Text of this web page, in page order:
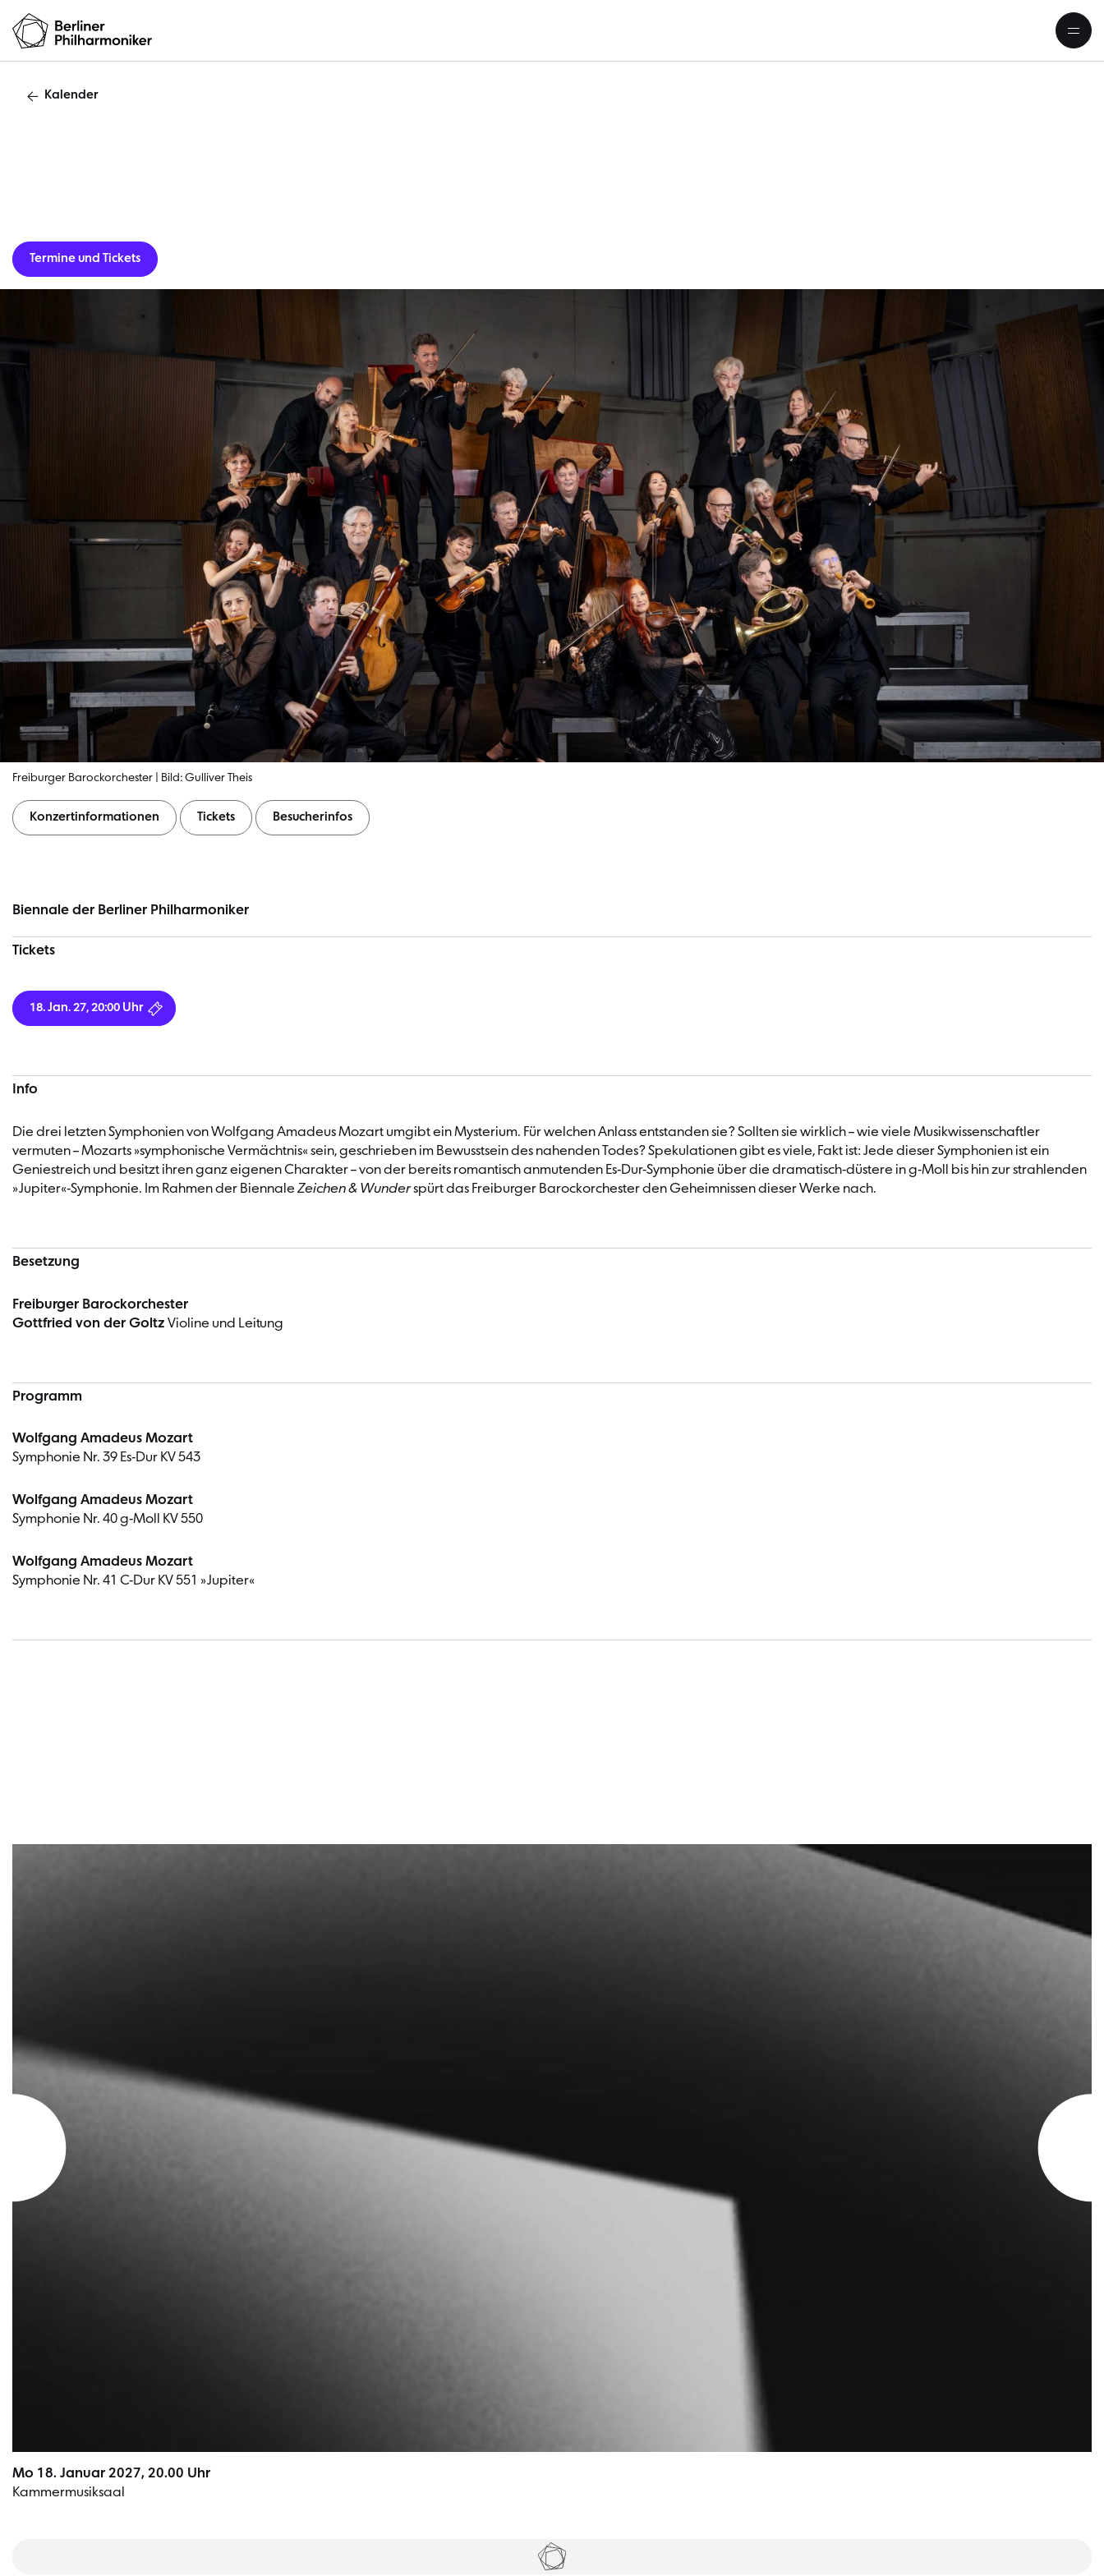
Kalender
Termine und Tickets
Freiburger Barockorchester | Bild: Gulliver Theis
Konzertinformationen Tickets Besucherinfos
Biennale der Berliner Philharmoniker
Tickets
18. Jan. 27, 20:00 Uhr
Info
Die drei letzten Symphonien von Wolfgang Amadeus Mozart umgibt ein Mysterium. Für welchen Anlass entstanden sie? Sollten sie wirklich – wie viele Musikwissenschaftler
vermuten – Mozarts »symphonische Vermächtnis« sein, geschrieben im Bewusstsein des nahenden Todes? Spekulationen gibt es viele, Fakt ist: Jede dieser Symphonien ist ein
Geniestreich und besitzt ihren ganz eigenen Charakter – von der bereits romantisch anmutenden Es-Dur-Symphonie über die dramatisch-düstere in g-Moll bis hin zur strahlenden
»Jupiter«-Symphonie. Im Rahmen der Biennale Zeichen & Wunderspürt das Freiburger Barockorchester den Geheimnissen dieser Werke nach.
Besetzung
Freiburger Barockorchester
Gottfried von der Goltz Violine und Leitung
Programm
Wolfgang Amadeus Mozart
Symphonie Nr. 39 Es-Dur KV 543
Wolfgang Amadeus Mozart
Symphonie Nr. 40 g-Moll KV 550
Wolfgang Amadeus Mozart
Symphonie Nr. 41 C-Dur KV 551 »Jupiter«
Mo 18. Januar 2027, 20.00 Uhr
Kammermusiksaal
Tickets